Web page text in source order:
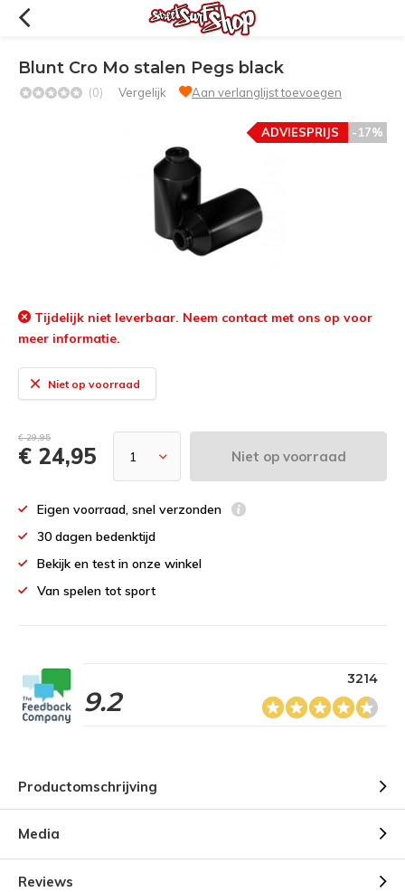
Blunt Cro Mo stalen Pegs black
(0) Vergelijk Aan verlanglijst toevoegen
-17%
ADVIESPRIJS
Tijdelijk niet leverbaar. Neem contact met ons op voor
meer informatie.
Niet op voorraad
€ 29,95
€ 24,95 Niet op voorraad
Eigen voorraad, snel verzonden
30 dagen bedenktijd
Bekijk en test in onze winkel
Van spelen tot sport
9.2
3214
Productomschrijving
Media
Reviews